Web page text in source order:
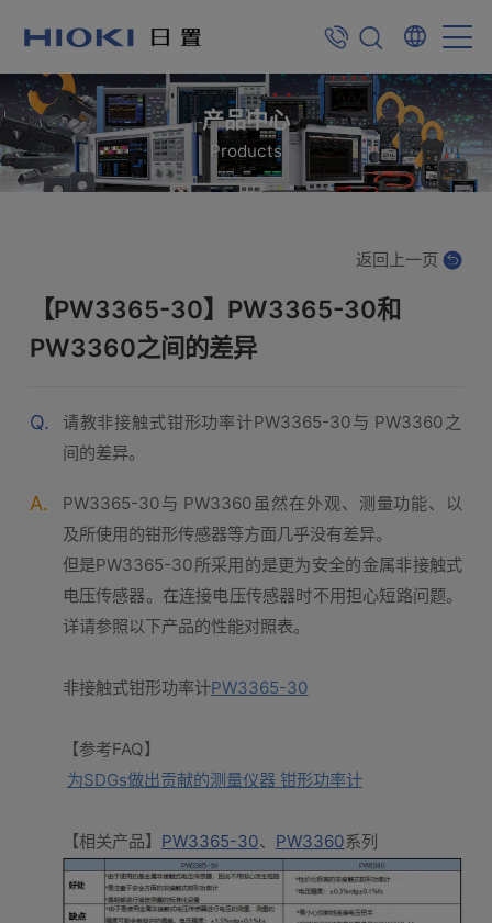
产品中心
Products
【PW3365-30】PW3365-30和
PW3360之间的差异
返回上一页
Q.
请教非接触式钳形功率计PW3365-30与 PW3360之
间的差异。
A.
PW3365-30与 PW3360虽然在外观、测量功能、以
及所使用的钳形传感器等方面几乎没有差异。
但是PW3365-30所采用的是更为安全的金属非接触式
电压传感器。在连接电压传感器时不用担心短路问题。
详请参照以下产品的性能对照表。
非接触式钳形功率计PW3365-30
【参考FAQ】
为SDGs做出贡献的测量仪器 钳形功率计
【相关产品】 PW3365-30、 PW3360系列